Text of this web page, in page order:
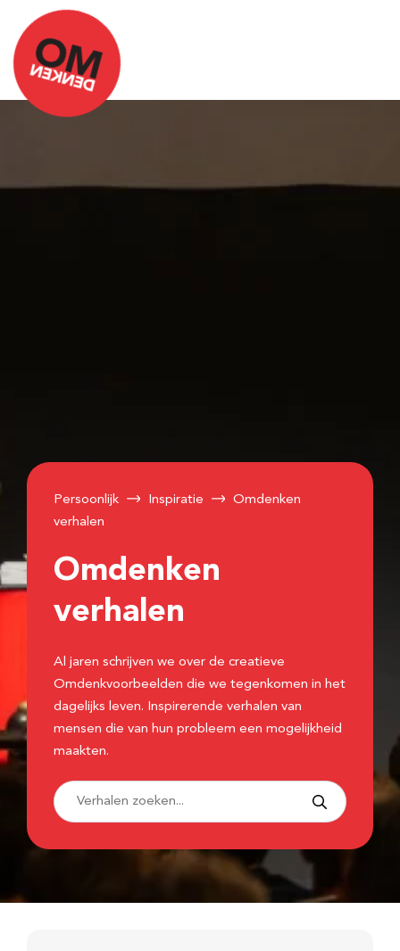
Persoonlijk Inspiratie
Omdenken
verhalen
Omdenken
verhalen
Al jaren schrijven we over de creatieve
Omdenkvoorbeelden die we tegenkomen in het
dagelijks leven. Inspirerende verhalen van
mensen die van hun probleem een mogelijkheid
maakten.